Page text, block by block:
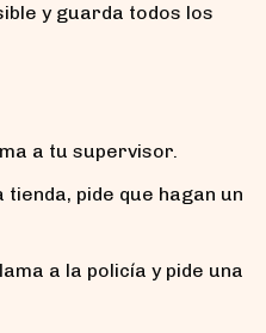
y guarda todos los
a tu supervisor.
tienda, pide que hagan un
a la policía y pide una